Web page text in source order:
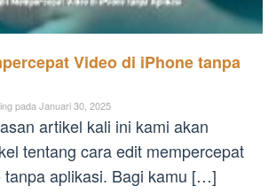
Video di iPhone tanpa
pada Januari 30, 2025
artikel kali ini kami akan
tentang cara edit mempercepat
tanpa aplikasi. Bagi kamu […]